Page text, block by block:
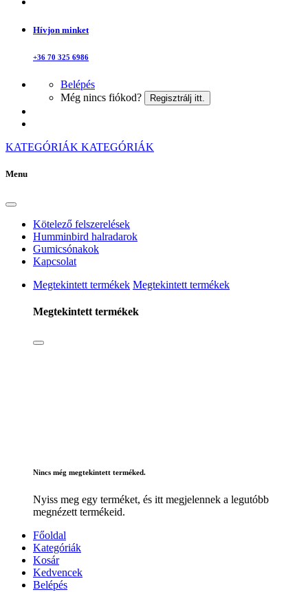
Hívjon minket
+36 70 325 6986
Belépés
Még nincs fiókod?
Regisztrálj itt.
KATEGÓRIÁK KATEGÓRIÁK
Menu
Kötelező felszerelések
Humminbird halradarok
Gumicsónakok
Kapcsolat
Megtekintett termékek Megtekintett termékek
Megtekintett termékek
Nincs még megtekintett terméked.
Nyiss meg egy terméket, és itt megjelennek a legutóbb
megnézett termékeid.
Főoldal
Kategóriák
Kosár
Kedvencek
Belépés